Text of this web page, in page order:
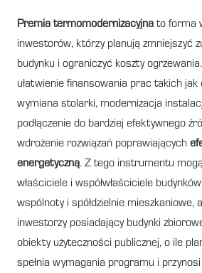
Premia termomodernizacyjna to forma
inwestorów, którzy planują zmniejszyć
budynku i ograniczyć koszty
ułatwienie finansowania prac takich jak
wymiana stolarki, modernizacja
podłączenie do bardziej efektywnego
wdrożenie rozwiązań poprawiających
energetyczną. Z tego instrumentu
właściciele i współwłaściciele
wspólnoty i spółdzielnie mieszkaniowe,
inwestorzy posiadający budynki
obiekty użyteczności publicznej, o ile
spełnia wymagania programu i